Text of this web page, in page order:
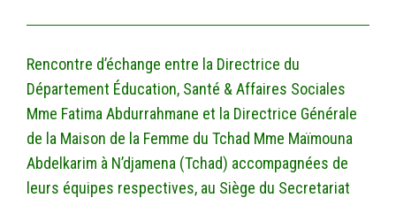
Rencontre d’échange entre la Directrice du
Département Éducation, Santé & Affaires Sociales
Mme Fatima Abdurrahmane et la Directrice Générale
de la Maison de la Femme du Tchad Mme Maïmouna
Abdelkarim à N’djamena (Tchad) accompagnées de
leurs équipes respectives, au Siège du Secretariat